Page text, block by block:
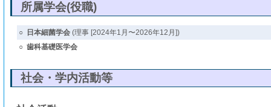
所属学会(役職)
○ 日本細菌学会(理事 [2024年1月〜2026年12月])
○ 歯科基礎医学会
社会・学内活動等